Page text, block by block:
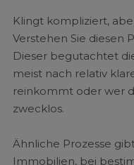
Klingt kompliziert,
Verstehen Sie diesen
Dieser begutachtet
meist nach relativ
reinkommt oder wer
zwecklos.
Ähnliche Prozesse
Immobilien, bei